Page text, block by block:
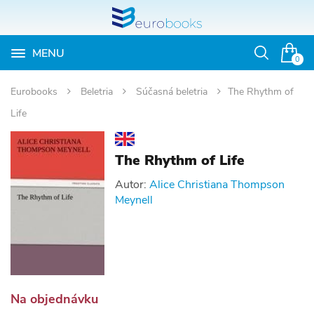
0
MENU
Otvoriť
Eurobooks Beletria Súčasná beletria
The Rhythm of
Life
The Rhythm of Life
Autor: Alice Christiana Thompson
Meynell
Na objednávku